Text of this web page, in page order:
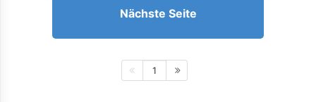
Nächste Seite
1